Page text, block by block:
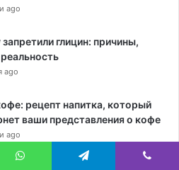
ago
глицин: причины,
ago
рецепт напитка, который
ваши представления о кофе
ago